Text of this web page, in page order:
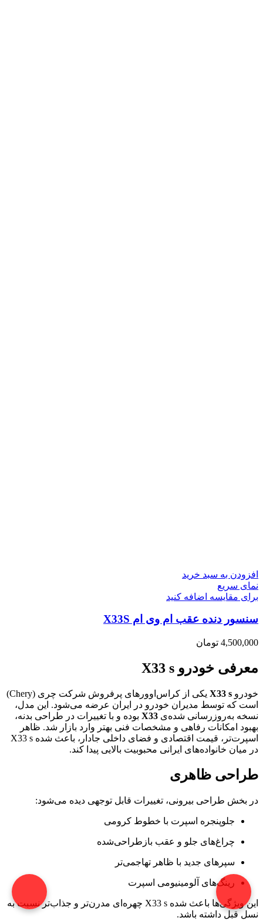
افزودن به سبد خرید
نمای سریع
برای مقایسه اضافه کنید
سنسور دنده عقب ام وی ام X33S
4,500,000 تومان
معرفی خودرو X33 s
خودرو X33 s
یکی از کراس‌اوورهای پرفروش شرکت چری (Chery)
است که توسط مدیران خودرو در ایران عرضه می‌شود. این مدل،
نسخه به‌روزرسانی شده‌ی X33 بوده و با تغییرات در طراحی بدنه،
بهبود امکانات رفاهی و مشخصات فنی بهتر وارد بازار شد. ظاهر
اسپرت‌تر، قیمت اقتصادی و فضای داخلی جادار، باعث شده X33 s
در میان خانواده‌های ایرانی محبوبیت بالایی پیدا کند.
طراحی ظاهری
در بخش طراحی بیرونی، تغییرات قابل توجهی دیده می‌شود:
جلوپنجره اسپرت با خطوط کرومی
چراغ‌های جلو و عقب بازطراحی‌شده
سپرهای جدید با ظاهر تهاجمی‌تر
رینگ‌های آلومینیومی اسپرت
این ویژگی‌ها باعث شده X33 s چهره‌ای مدرن‌تر و جذاب‌تر نسبت به
نسل قبل داشته باشد.